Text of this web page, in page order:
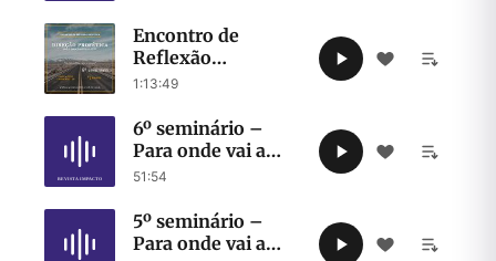
Encontro de
Reflexão
Profética-Direção
Igreja Brasileira
em 2020
1:13:49
6º seminário –
Para onde vai a
igreja no século 21?
Harold, Robert
Walker
51:54
5º seminário –
Para onde vai a